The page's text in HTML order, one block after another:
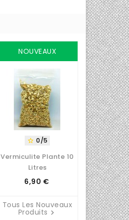
NOUVEAUX
PRODUITS
 0/5
Vermiculite Plante 10
Litres
Prix
6,90 €
Tous Les Nouveaux
Produits 